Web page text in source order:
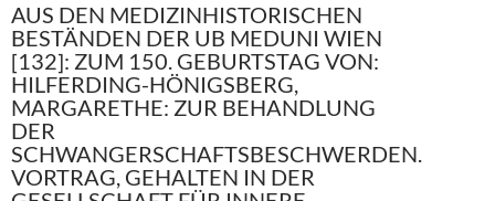
AUS DEN MEDIZINHISTORISCHEN
BESTÄNDEN DER UB MEDUNI WIEN
[132]: ZUM 150. GEBURTSTAG VON:
HILFERDING-HÖNIGSBERG,
MARGARETHE: ZUR BEHANDLUNG
DER
SCHWANGERSCHAFTSBESCHWERDEN.
VORTRAG, GEHALTEN IN DER